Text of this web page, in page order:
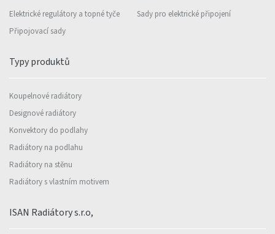
Elektrické regulátory a topné tyče
Sady pro elektrické připojení
Připojovací sady
Typy produktů
Koupelnové radiátory
Designové radiátory
Konvektory do podlahy
Radiátory na podlahu
Radiátory na stěnu
Radiátory s vlastním motivem
ISAN Radiátory s.r.o,